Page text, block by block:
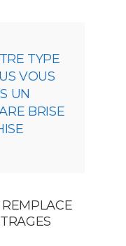
TYPE
VOUS
UN
BRISE
REMPLACE